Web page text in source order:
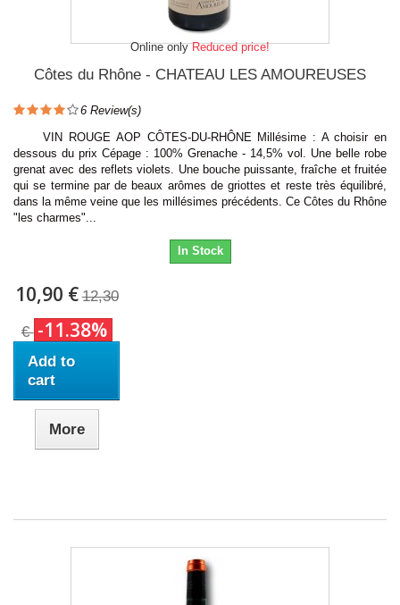
Online only Reduced price!
Côtes du Rhône - CHATEAU LES AMOUREUSES
6 Review(s)
VIN ROUGE AOP CÔTES-DU-RHÔNE Millésime : A choisir en
dessous du prix Cépage : 100% Grenache - 14,5% vol. Une belle robe
grenat avec des reflets violets. Une bouche puissante, fraîche et fruitée
qui se termine par de beaux arômes de griottes et reste très équilibré,
dans la même veine que les millésimes précédents. Ce Côtes du Rhône
"les charmes"...
In Stock
10,90 € 12,30
€ -11.38%
Add to
cart
More